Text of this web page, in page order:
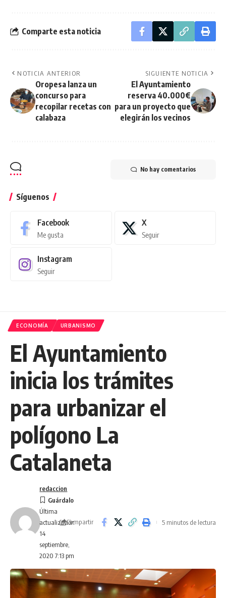
Comparte esta noticia
NOTICIA ANTERIOR
Oropesa lanza un
concurso para
recopilar recetas con
calabaza
SIGUIENTE NOTICIA
El Ayuntamiento
reserva 40.000€
para un proyecto que
elegirán los vecinos
No hay comentarios
Síguenos
Facebook
Me gusta
X
Seguir
Instagram
Seguir
ECONOMÍA URBANISMO
El Ayuntamiento
inicia los trámites
para urbanizar el
polígono La
Catalaneta
Última
actualización
14
septiembre,
2020 7:13 pm
redaccion
Compartir 5 minutos de lectura